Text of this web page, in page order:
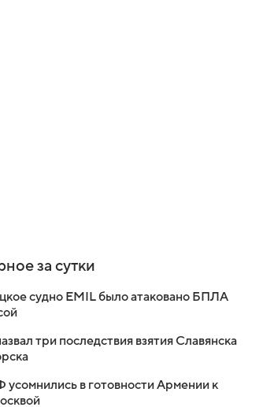
за сутки
судно EMIL было атаковано БПЛА
три последствия взятия Славянска
в готовности Армении к